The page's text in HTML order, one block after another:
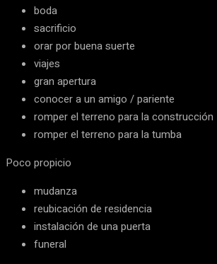
boda
sacrificio
orar por buena suerte
viajes
gran apertura
conocer a un amigo / pariente
romper el terreno para la construcción
romper el terreno para la tumba
Poco propicio
mudanza
reubicación de residencia
instalación de una puerta
funeral